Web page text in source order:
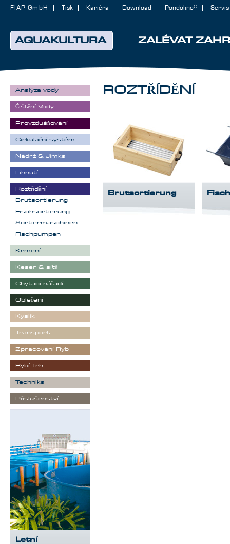
AQUAKULTURA ZALÉVAT
FIAP GmbH Tisk Kariéra Download Pondolino® Servis
ROZTŘÍDĚNÍ
Brutsortierung
Analýza vody
Čištění Vody
Provzdušňování
Cirkulační systém
Nádrž & Jímka
Líhnutí
Roztřídění
Brutsortierung
Fischsortierung
Sortiermaschinen
Fischpumpen
Krmení
Keser & sítě
Chytací nářadí
Oblečení
Kyslík
Transport
Zpracování Ryb
Rybí Trh
Technika
Příslušenství
Letní